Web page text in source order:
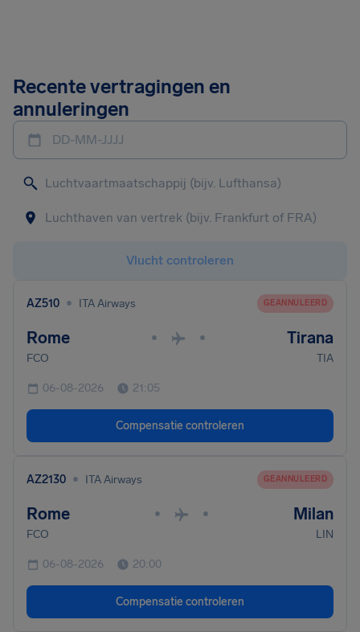
Recente vertragingen en
annuleringen
DD-MM-JJJJ
Vlucht controleren
AZ510 • ITA Airways GEANNULEERD
Rome • • Tirana
FCO TIA
06-08-2026 21:05
Compensatie controleren
AZ2130 • ITA Airways GEANNULEERD
Rome • • Milan
FCO LIN
06-08-2026 20:00
Compensatie controleren